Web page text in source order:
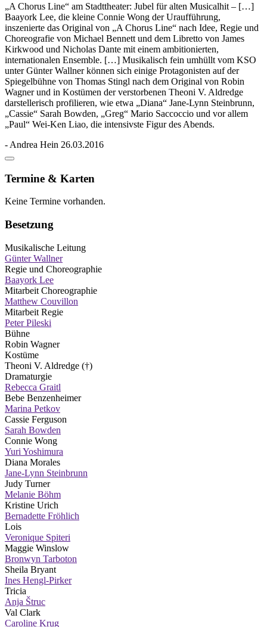
„A Chorus Line“ am Stadttheater: Jubel für alten Musicalhit – […]
Baayork Lee, die kleine Connie Wong der Uraufführung,
inszenierte das Original von „A Chorus Line“ nach Idee, Regie und
Choreografie von Michael Bennett und dem Libretto von James
Kirkwood und Nicholas Dante mit einem ambitionierten,
internationalen Ensemble. […] Musikalisch fein umhüllt vom KSO
unter Günter Wallner können sich einige Protagonisten auf der
Spiegelbühne von Thomas Stingl nach dem Original von Robin
Wagner und in Kostümen der verstorbenen Theoni V. Aldredge
darstellerisch profilieren, wie etwa „Diana“ Jane-Lynn Steinbrunn,
„Cassie“ Sarah Bowden, „Greg“ Mario Saccoccio und vor allem
„Paul“ Wei-Ken Liao, die intensivste Figur des Abends.
- Andrea Hein 26.03.2016
Termine & Karten
Keine Termine vorhanden.
Besetzung
Musikalische Leitung
Günter Wallner
Regie und Choreographie
Baayork Lee
Mitarbeit Choreographie
Matthew Couvillon
Mitarbeit Regie
Peter Pileski
Bühne
Robin Wagner
Kostüme
Theoni V. Aldredge (†)
Dramaturgie
Rebecca Graitl
Bebe Benzenheimer
Marina Petkov
Cassie Ferguson
Sarah Bowden
Connie Wong
Yuri Yoshimura
Diana Morales
Jane-Lynn Steinbrunn
Judy Turner
Melanie Böhm
Kristine Urich
Bernadette Fröhlich
Lois
Veronique Spiteri
Maggie Winslow
Bronwyn Tarboton
Sheila Bryant
Ines Hengl-Pirker
Tricia
Anja Štruc
Val Clark
Caroline Krug